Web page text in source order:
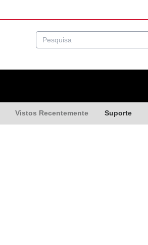
Vistos Recentemente Suporte